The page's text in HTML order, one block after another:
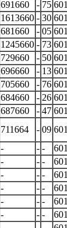
691660 - 75 601
1613660 - 30 601
681660 - 05 601
1245660 - 73 601
729660 - 50 601
696660 - 13 601
705660 - 76 601
684660 - 26 601
687660 - 47 601
711664 - 09 601
- - - 601
- - - 601
- - - 601
- - - 601
- - - 601
- - - 601